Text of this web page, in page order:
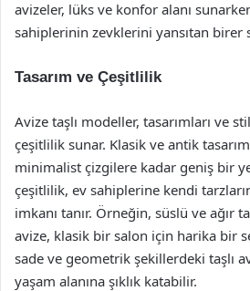
avizeler, lüks ve konfor alanı
sahiplerinin zevklerini yansıtan birer
Tasarım ve Çeşitlilik
Avize taşlı modeller, tasarımları ve
çeşitlilik sunar. Klasik ve antik
minimalist çizgilere kadar geniş bir
çeşitlilik, ev sahiplerine kendi
imkanı tanır. Örneğin, süslü ve ağır
avize, klasik bir salon için harika bir
sade ve geometrik şekillerdeki taşlı
yaşam alanına şıklık katabilir.